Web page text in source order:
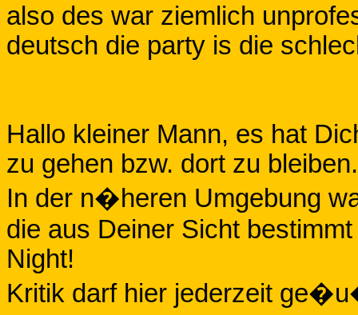
also des war ziemlich
deutsch die party is die
Hallo kleiner Mann, es hat
zu gehen bzw. dort zu bleiben.
In der n�heren Umgebung
die aus Deiner Sicht
Night!
Kritik darf hier jederzeit